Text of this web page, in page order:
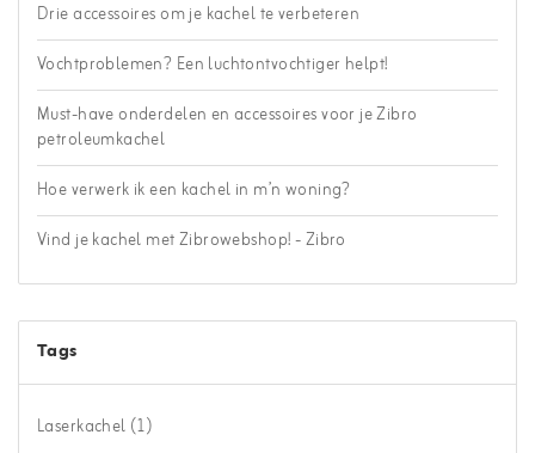
Drie accessoires om je kachel te verbeteren
Vochtproblemen? Een luchtontvochtiger helpt!
Must-have onderdelen en accessoires voor je Zibro
petroleumkachel
Hoe verwerk ik een kachel in m’n woning?
Vind je kachel met Zibrowebshop! - Zibro
Tags
Laserkachel (1)